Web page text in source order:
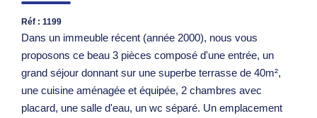
Réf : 1199
Dans un immeuble récent (année 2000), nous vous
proposons ce beau 3 pièces composé d'une entrée, un
grand séjour donnant sur une superbe terrasse de 40m²,
une cuisine aménagée et équipée, 2 chambres avec
placard, une salle d'eau, un wc séparé. Un emplacement